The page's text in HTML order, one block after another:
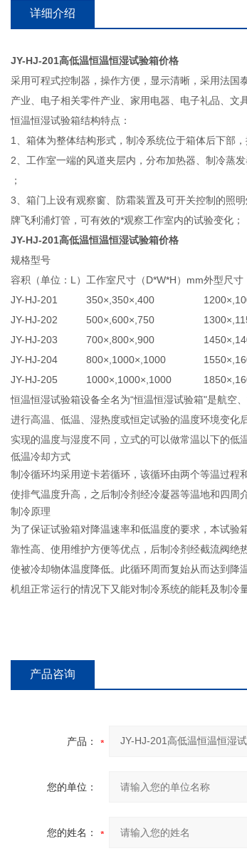
详细介绍
JY-HJ-201高低温恒温恒湿试验箱价格
采用可程式控制器，操作方便，显示清晰，采用法国
产业、电子相关零件产业、家用电器、电子礼品、文
恒温恒湿试验箱结构特点：
1、箱体为整体结构形式，制冷系统位于箱体后下部
2、工作室一端的风道夹层内，分布加热器、制冷蒸
；
3、箱门上设有观察窗、防霜装置及可开关控制的照
牌飞利浦灯管，可有效的*观察工作室内的试验变化；
JY-HJ-201高低温恒温恒湿试验箱价格
规格型号
容积（单位：L） 工作室尺寸（D*W*H）mm外型尺寸
JY-HJ-201
350×,350×,400
JY-HJ-202
500×,600×,750
JY-HJ-203
700×,800×,900
JY-HJ-204
800×,1000×,1000
JY-HJ-205
1000×,1000×,1000
恒温恒湿试验箱设备全名为“恒温恒湿试验箱"是航空
进行高温、低温、湿热度或恒定试验的温度环境变化
实现的温度与湿度不同，立式的可以做常温以下的低
低温冷却方式
制冷循环均采用逆卡若循环，该循环由两个等温过程
使排气温度升高，之后制冷剂经冷凝器等温地和四周
制冷原理
为了保证试验箱对降温速率和低温度的要求，本试验
靠性高、使用维护方便等优点，后制冷剂经截流阀
使被冷却物体温度降低。此循环周而复始从而达到
机组正常运行的情况下又能对制冷系统的能耗及制冷
产品咨询
产品：
您的单位：
您的姓名：